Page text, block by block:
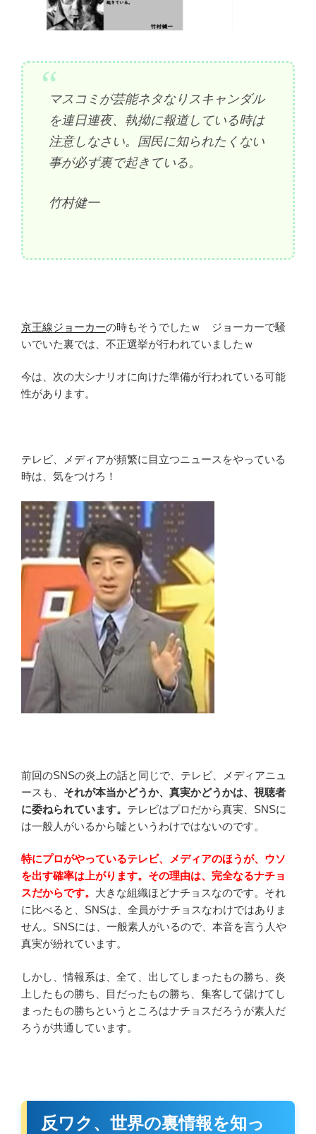
マスコミが芸能ネタなりスキャンダル
を連日連夜、執拗に報道している時は
注意しなさい。国民に知られたくない
事が必ず裏で起きている。
竹村健一
京王線ジョーカーの時もそうでしたｗ ジョーカーで騒
いでいた裏では、不正選挙が行われていましたｗ
今は、次の大シナリオに向けた準備が行われている可能
性があります。
テレビ、メディアが頻繁に目立つニュースをやっている
時は、気をつけろ！
前回のSNSの炎上の話と同じで、テレビ、メディアニュ
ースも、 それが本当かどうか、真実かどうかは、視聴者
に委ねられています。 テレビはプロだから真実、SNSに
は一般人がいるから嘘というわけではないのです。
特にプロがやっているテレビ、メディアのほうが、ウソ
を出す確率は上がります。その理由は、完全なるナチョ
スだからです。 大きな組織ほどナチョスなのです。それ
に比べると、SNSは、全員がナチョスなわけではありま
せん。SNSには、一般素人がいるので、本音を言う人や
真実が紛れています。
しかし、情報系は、全て、出してしまったもの勝ち、炎
上したもの勝ち、目だったもの勝ち、集客して儲けてし
まったもの勝ちというところはナチョスだろうが素人だ
ろうが共通しています。
反ワク、世界の裏情報を知っ